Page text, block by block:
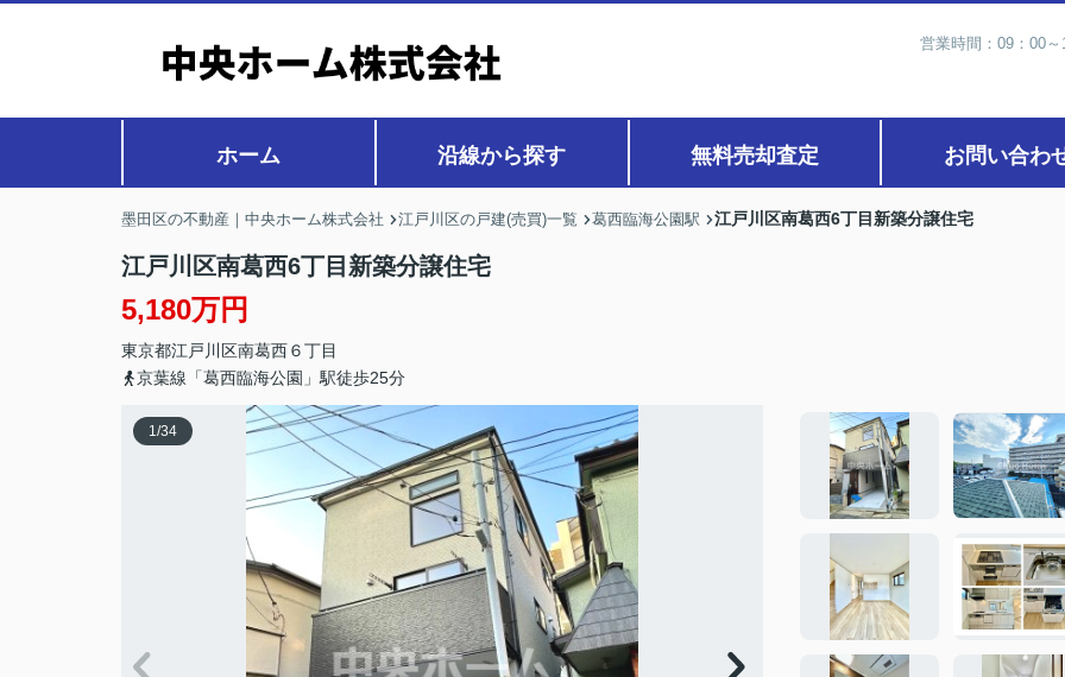
営業時間：09：00
ホーム 沿線から探す 無料売却査定 お問い合わ
墨田区の不動産｜中央ホーム株式会社 江戸川区の戸建(売買)一覧 葛西臨海公園駅 江戸川区南葛西6丁目新築分譲住宅
江戸川区南葛西6丁目新築分譲住宅
5,180万円
東京都江戸川区南葛西６丁目
京葉線「葛西臨海公園」駅徒歩25分
1/34